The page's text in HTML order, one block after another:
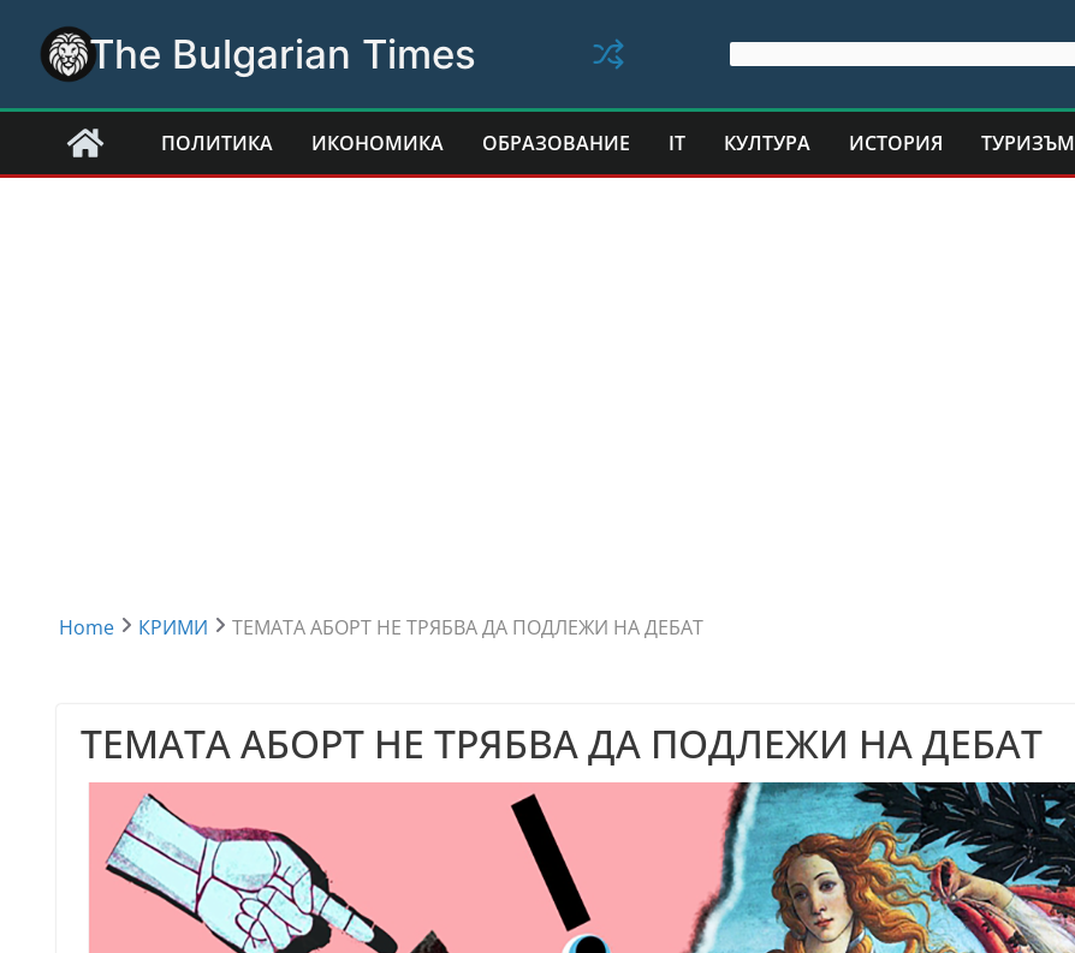
content
The Bulgarian Times
ПОЛИТИКА ИКОНОМИКА ОБРАЗОВАНИЕ IT КУЛТУРА ИСТОРИЯ ТУРИЗЪМ
Home КРИМИ ТЕМАТА АБОРТ НЕ ТРЯБВА ДА ПОДЛЕЖИ НА ДЕБАТ
ТЕМАТА АБОРТ НЕ ТРЯБВА ДА ПОДЛЕЖИ НА ДЕБАТ